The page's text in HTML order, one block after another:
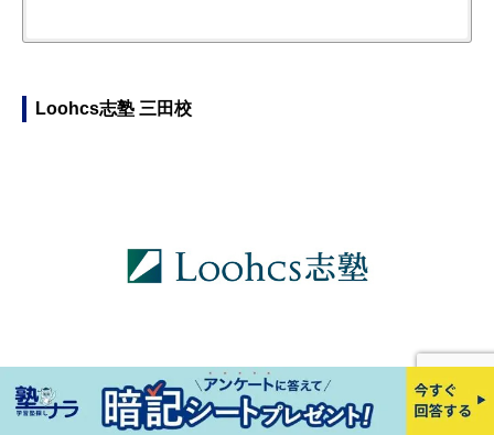
まえると、相応と考えている。
引用元： 評判ひろば
習室にも先生がいて、質問に答えてくれます。
引用元： BIGLOBE塾・家庭教師
Loohcs志塾 三田校